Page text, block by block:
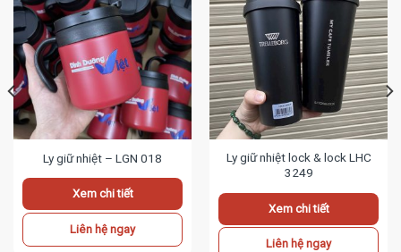
Ly giữ nhiệt – LGN 018
Xem chi tiết
Liên hệ ngay
Ly giữ nhiệt lock & lock LHC
3249
Xem chi tiết
Liên hệ ngay